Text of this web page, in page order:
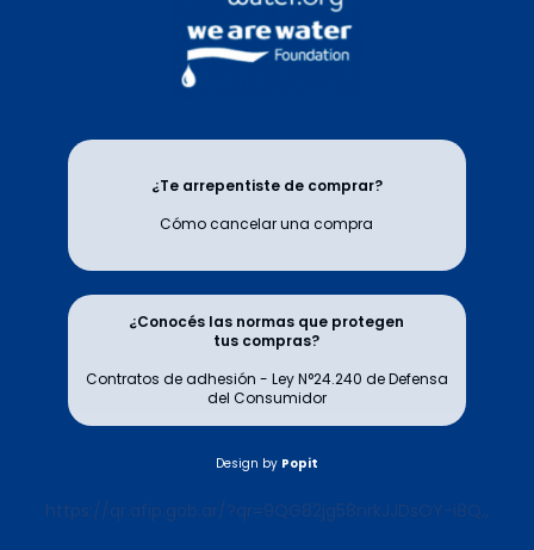
¿Te arrepentiste de comprar?
Cómo cancelar una compra
¿Conocés las normas que protegen
tus compras?
Contratos de adhesión - Ley N°24.240 de Defensa
del Consumidor
Design by Popit
https://qr.afip.gob.ar/?qr=9QG82jg58nrkJJDsOY-i8Q,,